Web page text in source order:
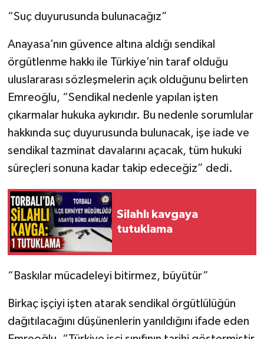
“Suç duyurusunda bulunacağız”
Anayasa’nın güvence altına aldığı sendikal
örgütlenme hakkı ile Türkiye’nin taraf olduğu
uluslararası sözleşmelerin açık olduğunu belirten
Emreoğlu, “Sendikal nedenle yapılan işten
çıkarmalar hukuka aykırıdır. Bu nedenle sorumlular
hakkında suç duyurusunda bulunacak, işe iade ve
sendikal tazminat davalarını açacak, tüm hukuki
süreçleri sonuna kadar takip edeceğiz” dedi.
Silahlı kavgaya
tutuklama
“Baskılar mücadeleyi bitirmez, büyütür”
Birkaç işçiyi işten atarak sendikal örgütlülüğün
dağıtılacağını düşünenlerin yanıldığını ifade eden